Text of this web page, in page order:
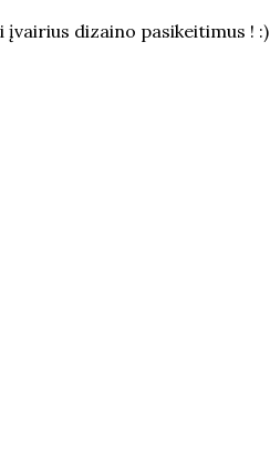
dizaino pasikeitimus ! :)